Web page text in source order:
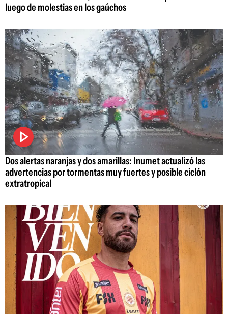
luego de molestias en los gaúchos
Dos alertas naranjas y dos amarillas: Inumet actualizó las
advertencias por tormentas muy fuertes y posible ciclón
extratropical